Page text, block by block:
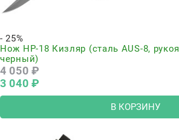
- 25%
Нож НР-18 Кизляр (сталь AUS-8,
черный)
4 050 ₽
3 040 ₽
В КОРЗИНУ